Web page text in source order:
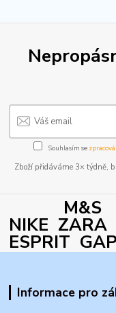
Souhlasím se
Zboží přidáváme 3× týdně,
M&S
NIKE ZARA
ESPRIT GAP
Informace pro